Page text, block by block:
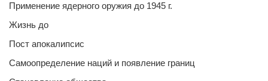
Применение ядерного оружия до 1945 г.
Жизнь до
Пост апокалипсис
Самоопределение наций и появление границ